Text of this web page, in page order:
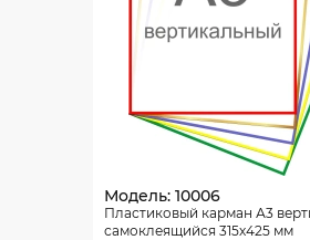
Модель: 10006
Пластиковый карман А3
самоклеящийся 315х425 мм